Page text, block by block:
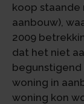
koop staande
aanbouw),
2009
dat het niet
woning in
woning kon